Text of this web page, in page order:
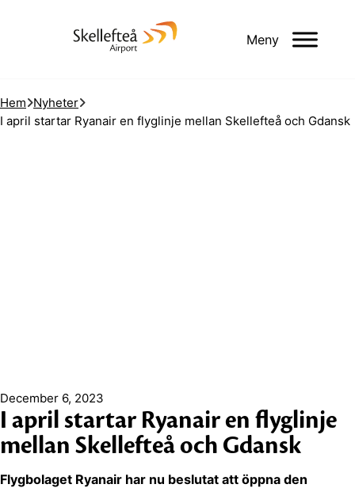
Meny
Hem Nyheter
I april startar Ryanair en flyglinje mellan Skellefteå och Gdansk
December 6, 2023
I april startar Ryanair en flyglinje
mellan Skellefteå och Gdansk
Flygbolaget Ryanair har nu beslutat att öppna den